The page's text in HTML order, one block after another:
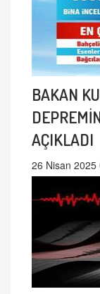
BAKAN
AÇIKLADI
26 Nisan 2025